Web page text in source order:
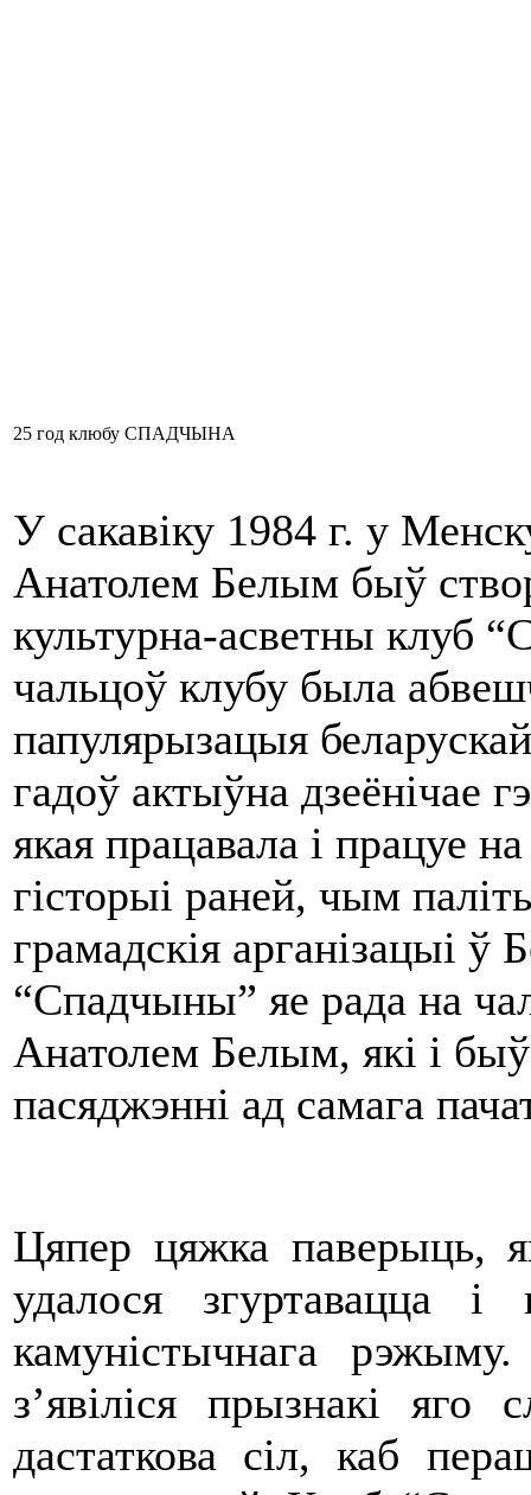
25 год клюбу СПАДЧЫНА
У сакавіку 1984 г. у
Анатолем Белым быў
культурна-асветны клуб
чальцоў клубу была
папулярызацыя
гадоў актыўна дзеёнічае
якая працавала і працуе
гісторыі раней, чым
грамадскія арганізацыі ў
“Спадчыны” яе рада на
Анатолем Белым, які і быў
пасяджэнні ад самага
Цяпер цяжка паверыць,
удалося згуртавацца
камуністычнага
з’явіліся прызнакі
дастаткова сіл, каб